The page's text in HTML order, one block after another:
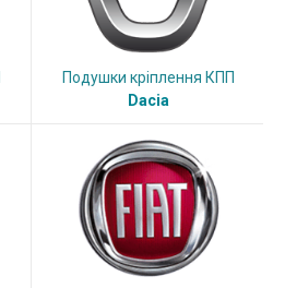
Подушки кріплення КПП
Dacia